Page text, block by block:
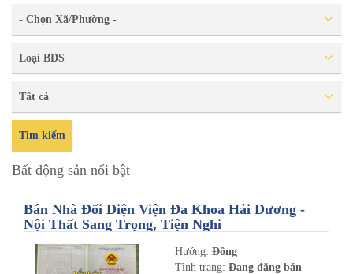
- Chọn Xã/Phường -
Loại BDS
Tất cả
Tìm kiếm
Bất động sản nổi bật
Bán Nhà Đối Diện Viện Đa Khoa Hải Dương -
Nội Thất Sang Trọng, Tiện Nghi
Hướng: Đông
Tình trạng: Đang đăng bán